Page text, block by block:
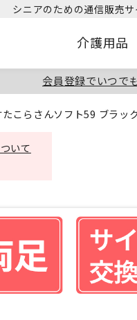
シニアのための通信販売
介護用品
会員登録でいつで
たこらさんソフト59 ブラッ
いて